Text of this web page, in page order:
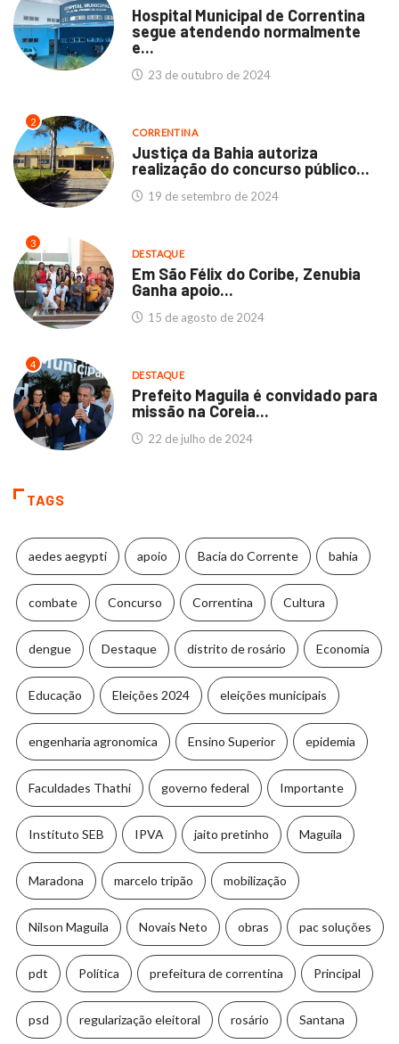
Hospital Municipal de Correntina
segue atendendo normalmente
e...
23 de outubro de 2024
2
CORRENTINA
Justiça da Bahia autoriza
realização do concurso público...
19 de setembro de 2024
3
DESTAQUE
Em São Félix do Coribe, Zenubia
Ganha apoio...
15 de agosto de 2024
4
DESTAQUE
Prefeito Maguila é convidado para
missão na Coreia...
22 de julho de 2024
TAGS
aedes aegypti apoio Bacia do Corrente bahia
combate Concurso Correntina Cultura
dengue Destaque distrito de rosário Economia
Educação Eleições 2024 eleições municipais
engenharia agronomica Ensino Superior epidemia
Faculdades Thathi governo federal Importante
Instituto SEB IPVA jaito pretinho Maguila
Maradona marcelo tripão mobilização
Nilson Maguila Novais Neto obras pac soluções
pdt Política prefeitura de correntina Principal
psd regularização eleitoral rosário Santana